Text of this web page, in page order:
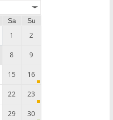
Sa Su
1 2
8 9
15 16
22 23
29 30